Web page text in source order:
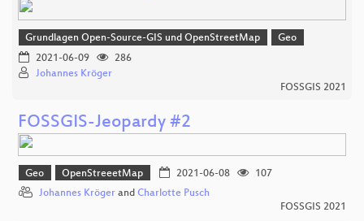
Grundlagen Open-Source-GIS und OpenStreetMap
Geo
2021-06-09
286
Johannes Kröger
FOSSGIS 2021
FOSSGIS-Jeopardy #2
Geo OpenStreeetMap 2021-06-08
107
Johannes Kröger and Charlotte Pusch
FOSSGIS 2021